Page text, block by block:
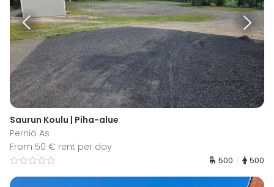
Saurun Koulu | Piha-alue
Perniö As
From 50 € rent per day
500 500